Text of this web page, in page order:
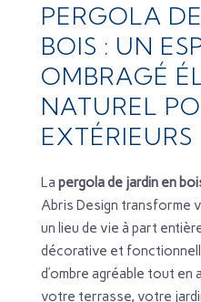
PERGOLA
BOIS : UN
OMBRAGÉ
NATUREL
EXTÉRIEURS
La pergola de jardin en
Abris Design transforme
un lieu de vie à part
décorative et
d’ombre agréable tout en
votre terrasse, votre